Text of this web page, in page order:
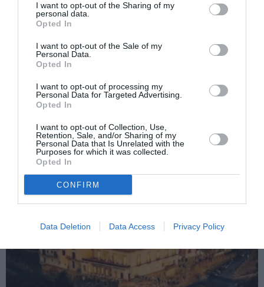
I want to opt-out of the Sharing of my
personal data.
Opted In
I want to opt-out of the Sale of my
Personal Data.
Opted In
I want to opt-out of processing my
Personal Data for Targeted Advertising.
Opted In
I want to opt-out of Collection, Use,
Retention, Sale, and/or Sharing of my
Personal Data that Is Unrelated with the
Purposes for which it was collected.
Opted In
CONFIRM
Data Deletion Data Access Privacy Policy
Articolul anterior
Catrinel Menghia, premiată pentru cariera
sa promiţătoare în cinema
Următorul articol
În Italia se vând produse din Republica
AȚI PUTEA DORI DE
ASEMENEA